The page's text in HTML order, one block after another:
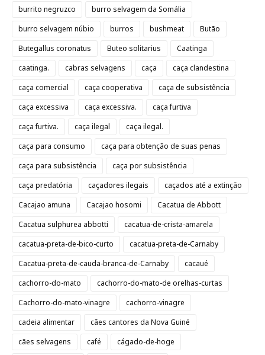
burrito negruzco
burro selvagem da Somália
burro selvagem núbio
burros bushmeat
Butão
Butegallus coronatus
Buteo solitarius
Caatinga
caatinga.
cabras selvagens caça
caça clandestina
caça comercial
caça cooperativa
caça de subsistência
caça excessiva
caça excessiva.
caça furtiva
caça furtiva.
caça ilegal
caça ilegal.
caça para consumo
caça para obtenção de suas penas
caça para subsistência
caça por subsistência
caça predatória
caçadores ilegais
caçados até a extinção
Cacajao amuna
Cacajao hosomi
Cacatua de Abbott
Cacatua sulphurea abbotti
cacatua-de-crista-amarela
cacatua-preta-de-bico-curto
cacatua-preta-de-Carnaby
Cacatua-preta-de-cauda-branca-de-Carnaby
cacaué
cachorro-do-mato
cachorro-do-mato-de orelhas-curtas
Cachorro-do-mato-vinagre
cachorro-vinagre
cadeia alimentar
cães cantores da Nova Guiné
cães selvagens
café
cágado-de-hoge